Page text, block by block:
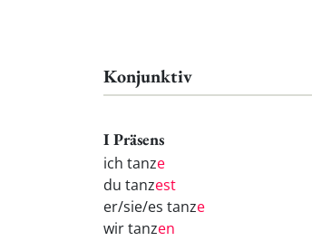
Konjunktiv
I Präsens
ich tanze
du tanzest
er/sie/es tanze
wir tanzen